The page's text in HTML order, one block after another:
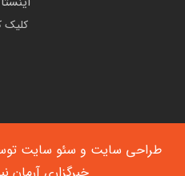
کلیک
طراحی سایت و سئو سایت